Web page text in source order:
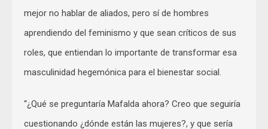
mejor no hablar de aliados, pero sí de hombres
aprendiendo del feminismo y que sean críticos de sus
roles, que entiendan lo importante de transformar esa
masculinidad hegemónica para el bienestar social.
“¿Qué se preguntaría Mafalda ahora? Creo que seguiría
cuestionando ¿dónde están las mujeres?, y que sería